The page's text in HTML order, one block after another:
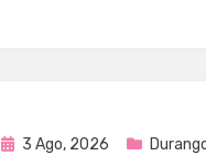
Publicada
3 Ago, 2026